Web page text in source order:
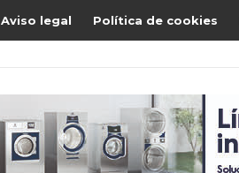
Aviso legal Política de cookies